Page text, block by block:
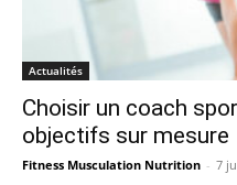
Actualités
Choisir un coach
objectifs sur mesure
Fitness Musculation Nutrition - 7